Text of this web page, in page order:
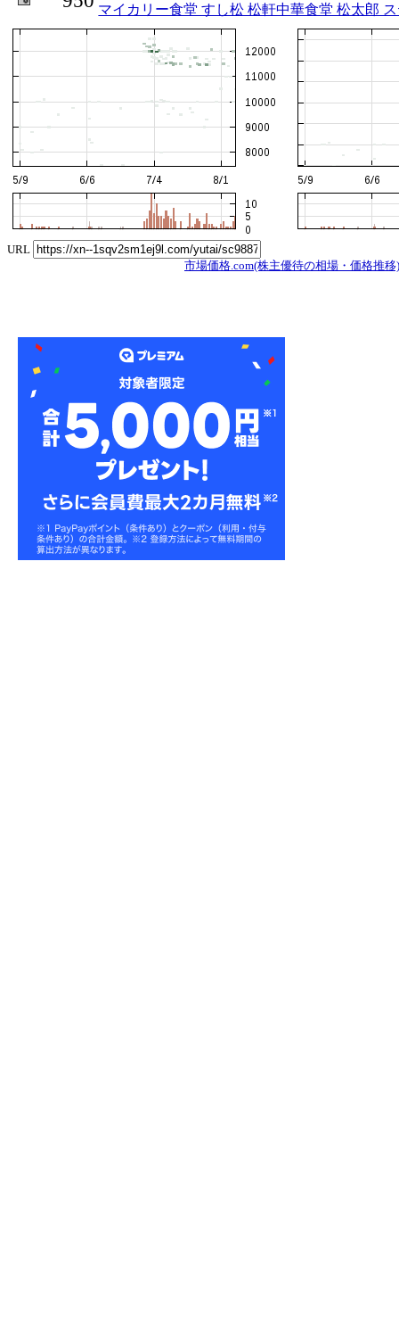
マイカリー食堂 すし松 松軒中華食堂 松太郎
URL
市場価格.com(株主優待の相場・価格推移)